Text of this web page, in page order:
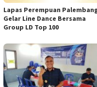
Lapas Perempuan
Gelar Line Dance Bersama
Group LD Top 100